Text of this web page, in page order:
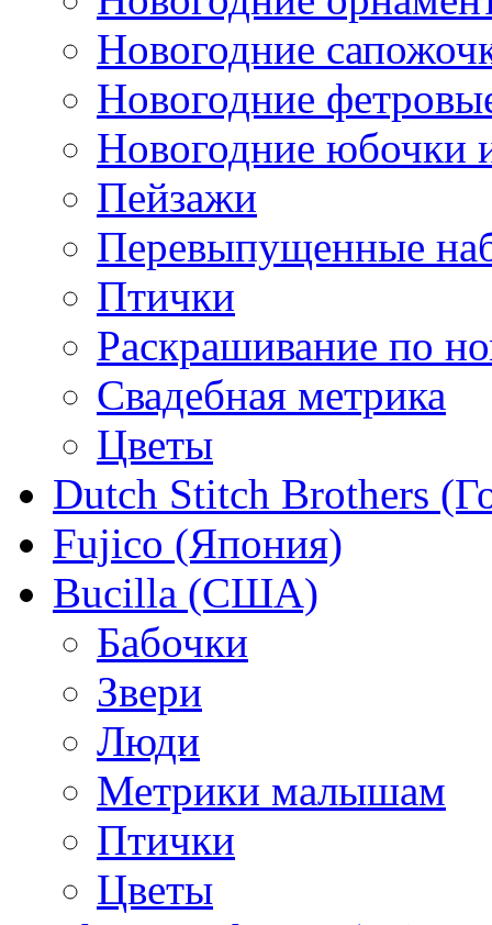
Новогодние
Новогодние
Новогодние юбочки
Пейзажи
Перевыпущенные
Птички
Раскрашивание по
Свадебная метрика
Цветы
Dutch Stitch Brothers
Fujico (Япония)
Bucilla (США)
Бабочки
Звери
Люди
Метрики малышам
Птички
Цветы